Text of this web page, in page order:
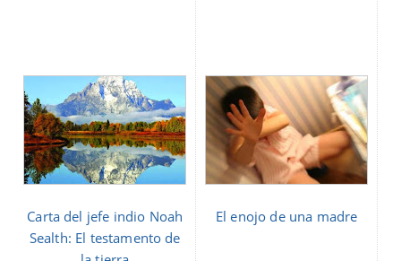
Carta del jefe indio Noah
Sealth: El testamento de
El enojo de una madre